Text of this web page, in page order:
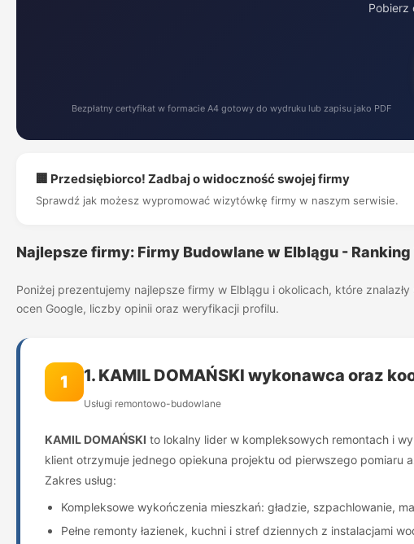
Pobierz
Bezpłatny certyfikat w formacie A4 gotowy do wydruku lub zapisu jako PDF
🏢 Przedsiębiorco! Zadbaj o widoczność swojej firmy
Sprawdź jak możesz wypromować wizytówkę firmy w naszym serwisie.
Najlepsze firmy: Firmy Budowlane w Elblągu - Ranking
Poniżej prezentujemy najlepsze firmy w Elblągu i okolicach, które
ocen Google, liczby opinii oraz weryfikacji profilu.
1 1. KAMIL DOMAŃSKI wykonawca oraz
Usługi remontowo-budowlane
KAMIL DOMAŃSKI to lokalny lider w kompleksowych remontach i
klient otrzymuje jednego opiekuna projektu od pierwszego pomiaru
Zakres usług:
Kompleksowe wykończenia mieszkań: gładzie, szpachlowanie,
Pełne remonty łazienek, kuchni i stref dziennych z instalacjami